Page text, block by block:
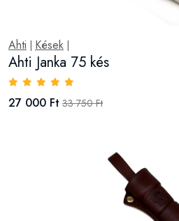
Ahti Kések
Ahti Janka 75 kés
27 000 Ft 33 750 Ft